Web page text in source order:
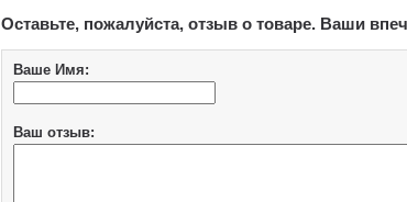
Оставьте, пожалуйста, отзыв о товаре. Ваши
Ваше Имя:
Ваш отзыв: